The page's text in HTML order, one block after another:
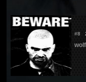
#8